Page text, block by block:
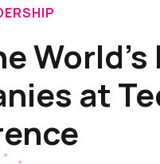
World's
at